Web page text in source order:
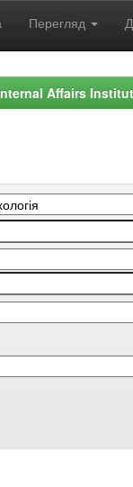
Перегляд
Affairs